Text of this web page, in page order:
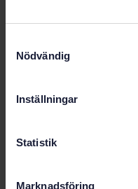
Nödvändig
Inställningar
Statistik
Marknadsföring
Produktinformation
Internationell titel:
- Particular